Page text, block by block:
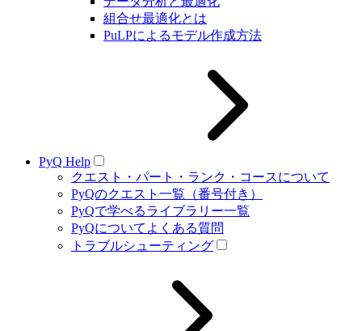
組合せ最適化とは
PuLPによるモデル作成方法
PyQ Help
クエスト・パート・ランク・コースについて
PyQのクエスト一覧（番号付き）
PyQで学べるライブラリー一覧
PyQについてよくある質問
トラブルシューティング